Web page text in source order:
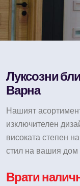
Луксозни
Варна
Нашият
изключителен
високата степен
стил на вашия дом
Врати